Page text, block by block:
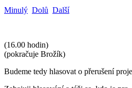
Minulý Dolů Další
(16.00 hodin)
(pokračuje Brožík)
Budeme tedy hlasovat o přerušení